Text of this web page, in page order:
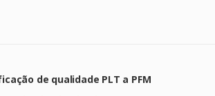
de qualidade PLT a PFM